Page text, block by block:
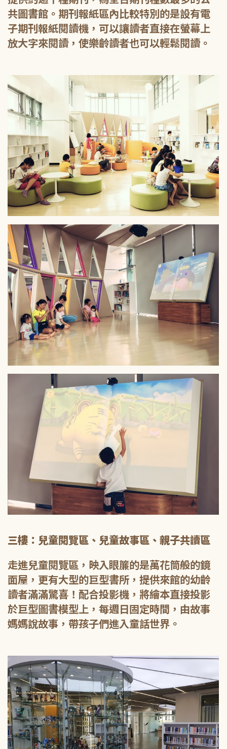
共圖書館。期刊報紙區內比較特別的是設有電
子期刊報紙閱讀機，可以讓讀者直接在螢幕上
放大字來閱讀，使樂齡讀者也可以輕鬆閱讀。
三樓：兒童閱覽區、兒童故事區、親子共讀區
走進兒童閱覽區，映入眼簾的是萬花筒般的鏡
面屋，更有大型的巨型書所，提供來館的幼齡
讀者滿滿驚喜！配合投影機，將繪本直接投影
於巨型圖書模型上，每週日固定時間，由故事
媽媽說故事，帶孩子們進入童話世界。